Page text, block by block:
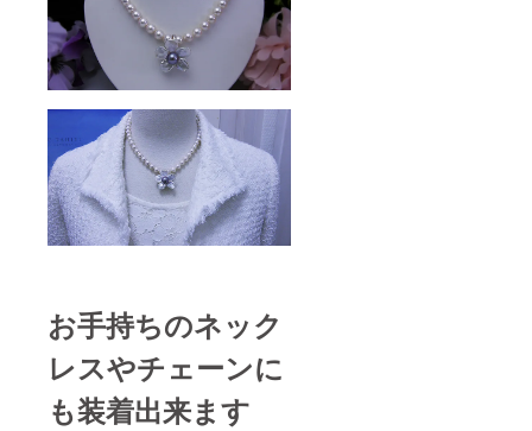
お手持ちのネック
レスやチェーンに
も装着出来ます